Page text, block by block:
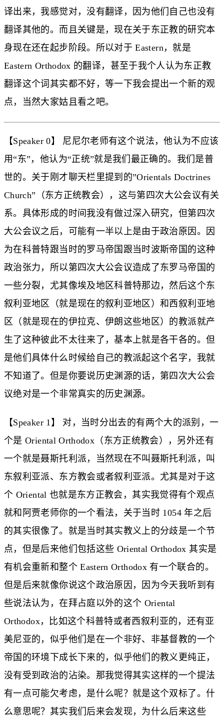
译出来，我感觉对，没有翻译，因为他们自己也没有
翻译其他的。而且关键是，现在关于东正教的研究本
身现在还在起步阶段。所以对于 Eastern，就是
Eastern Orthodox 的翻译，甚至于我个人认为东正教
翻译这个词其实都不好，等一下我会提出一个新的观
点，当然大家姑且看之吧。
【Speaker 0】 尼尼尔老师有这个说法，他认为不应该
用“东”，他认为“正统”就是我们最正确的。我们是普
世的。关于刚才聊天栏里提到的”Orientals Doctrines
Church”（东方正统教会），这与第四次大公会议有关
系。具体形成的时间我没有做过深入研究，但第四次
大公会议之后，可能有一半以上是由于政治原因。因
为在科普特跟当时的罗马帝国跟当时波斯帝国的这种
政治张力，所以第四次大公会议造成了东罗马帝国的
一些分裂，尤其像埃及地区科普特那边，然后这个东
叙利亚地区（就是现在的叙利亚地区）和西叙利亚地
区（就是现在的伊拉克、伊朗这些地区）的教派就产
生了这种彼此不太往来了，基本上就是各干各的。但
是他们具体什么时候给自己的教派起这个名字，我就
不知道了。但是你要说历史渊源的话，第四次大公会
议绝对是一个非常真实的历史渊源。
【Speaker 1】 对，当时分出去的有两个大的派别，一
个是 Oriental Orthodox（东方正统教会），另外还有
一个就是聂斯托利派，当然现在不叫聂斯托利派，叫
东叙利亚派、东方教会或者叙利亚派。尤其是对于这
个 Oriental 也就是东方正教会，其实我觉得有个观点
就和阿贾老师你的一个看法，关于当时 1054 年之后
的其实很像了。就是当时其实教义上的分歧是一个节
点，但是后来他们包括这些 Oriental Orthodox 其实是
有机会重新和整个 Eastern Orthodox 有一个联合的。
但是后来就像你说这个政治原因，因为今天我听到有
些说法认为，在拜占庭以外的这个 Oriental
Orthodox，比如这个科普特或者西叙利亚的，还有亚
美尼亚的，似乎他们是在一个非好、非基督教的一个
帝国的环境下成长下来的，似乎他们的教义更纯正，
没有受到政治的沾染。那我觉得其实这样的一个提法
有一点可能欠考虑，是什么呢？就是这个双标了。什
么意思呢？其实我们后来会发现，为什么后来这些